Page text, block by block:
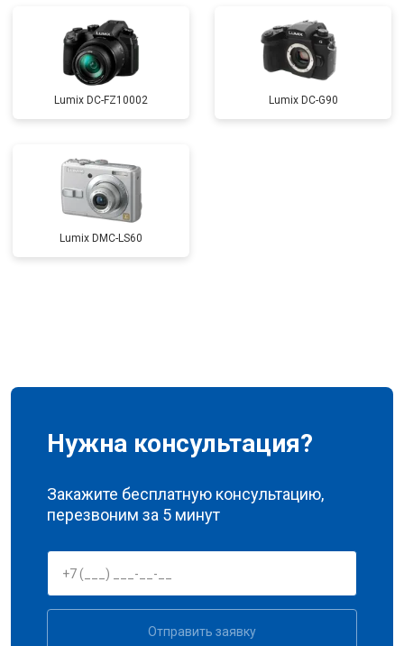
Lumix DC-FZ10002 Lumix DC-G90
Lumix DMC-LS60
Нужна консультация?
Закажите бесплатную консультацию,
перезвоним за 5 минут
Отправить заявку